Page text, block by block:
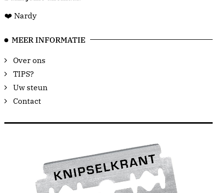
❤️ Nardy
MEER INFORMATIE
Over ons
TIPS?
Uw steun
Contact